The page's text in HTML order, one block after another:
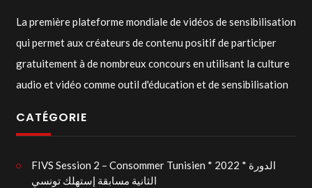
La première plateforme mondiale de vidéos de sensibilisation
qui permet aux créateurs de contenu positif de participer
gratuitement à de nombreux concours en utilisant la culture
audio et vidéo comme outil d'éducation et de sensibilisation
CATÉGORIE
FIVS Session 2 – Consommer Tunisien * 2022 * الدورة
الثانية مسابقة إستهلك تونسي